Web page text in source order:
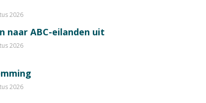
2026
naar ABC-eilanden uit
2026
2026